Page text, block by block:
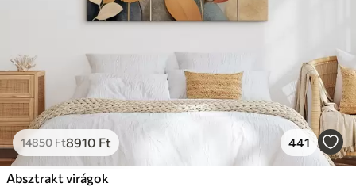
14850Ft8910 Ft 441
Absztrakt virágok